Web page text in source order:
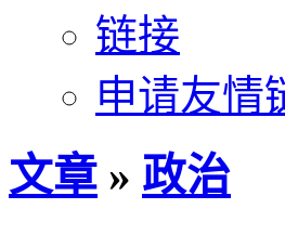
链接
申请友情
文章 » 政治